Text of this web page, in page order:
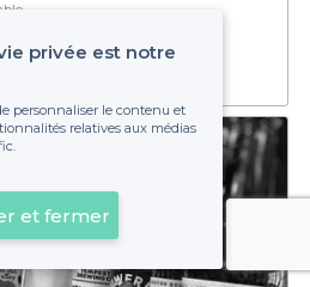
sur la carte
privée est notre
personnaliser le contenu et
relatives aux médias
et fermer